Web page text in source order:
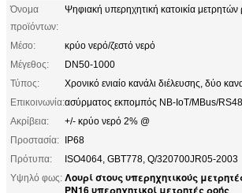
Όνομα
προϊόντων:
Ψηφιακή υπερηχητική κατοικία μετρητών
Μέσο:
κρύο νερό/ζεστό νερό
Μέγεθος:
DN50-1000
Τύπος:
Χρονικό ενιαίο κανάλι διέλευσης, δύο
Επικοινωνία:ασύρματος εκπομπός NB-IoT/MBus/
Ακρίβεια:
+/- κρύο νερό 2% @
Προστασία: IP68
Πρότυπα:
ISO4064, GBT778, Q/320700JR05-2003
Υψηλό φως: Λουρί στους υπερηχητικούς
PN16 υπερηχητικοί μετρητές ροής,